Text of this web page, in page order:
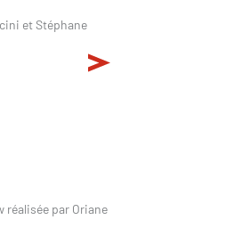
et Stéphane
réalisée par Oriane